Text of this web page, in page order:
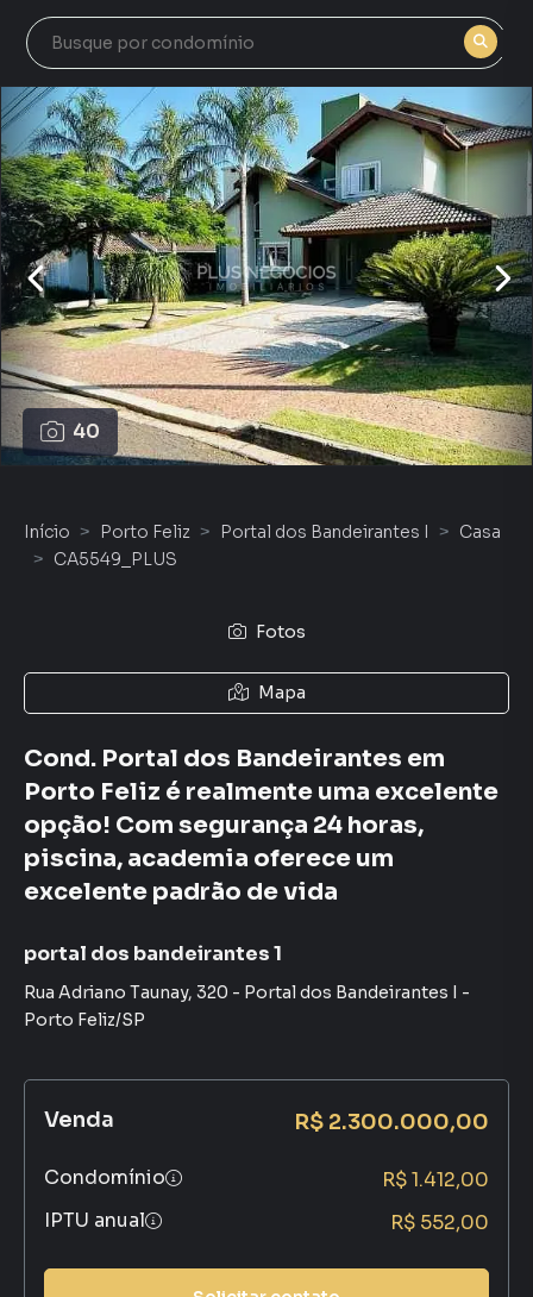
40
Início Porto Feliz Portal dos Bandeirantes I
Casa
CA5549_PLUS
Fotos
Mapa
Cond. Portal dos Bandeirantes em
Porto Feliz é realmente uma excelente
opção! Com segurança 24 horas,
piscina, academia oferece um
excelente padrão de vida
portal dos bandeirantes 1
Rua Adriano Taunay, 320 - Portal dos Bandeirantes I -
Porto Feliz/SP
Venda R$ 2.300.000,00
Condomínio
R$ 1.412,00
IPTU anual
R$ 552,00